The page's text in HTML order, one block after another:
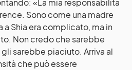
«La mia responsabilità
Sono come una madre
a Shia era complicato, ma in
Non credo che sarebbe
sarebbe piaciuto. Arriva al
che può essere